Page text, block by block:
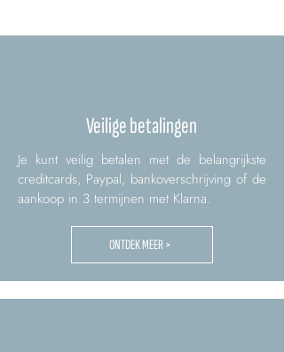
Veilige betalingen
Je kunt veilig betalen met de belangrijkste
creditcards, Paypal, bankoverschrijving of de
aankoop in 3 termijnen met Klarna.
ONTDEK MEER >